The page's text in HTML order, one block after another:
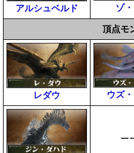
アルシュベルド ゾ
頂点モ
レダウ ウズ
ー